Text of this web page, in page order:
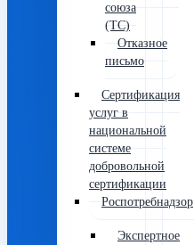
союза
(ТС)
Отказное
письмо
Сертификация
услуг в
национальной
системе
добровольной
сертификации
Роспотребнадзор
Экспертное